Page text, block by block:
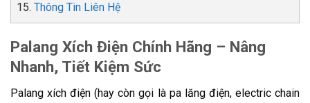
Thông Tin Liên Hệ
Palang Xích Điện Chính Hãng – Nâng
Nhanh, Tiết Kiệm Sức
Palang xích điện (hay còn gọi là pa lăng điện, electric chain